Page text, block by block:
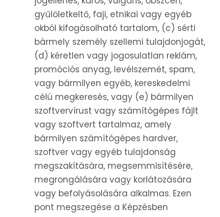
gyűlöletkeltő, faji, etnikai vagy egyéb
okból kifogásolható tartalom, (c) sérti
bármely személy szellemi tulajdonjogát,
(d) kéretlen vagy jogosulatlan reklám,
promóciós anyag, levélszemét, spam,
vagy bármilyen egyéb, kereskedelmi
célú megkeresés, vagy (e) bármilyen
szoftvervírust vagy számítógépes fájlt
vagy szoftvert tartalmaz, amely
bármilyen számítógépes hardver,
szoftver vagy egyéb tulajdonság
megszakítására, megsemmisítésére,
megrongálására vagy korlátozására
vagy befolyásolására alkalmas. Ezen
pont megszegése a Képzésben